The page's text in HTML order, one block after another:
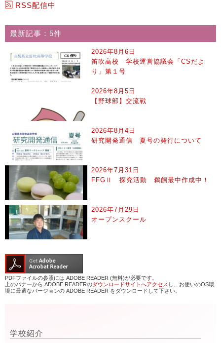
RSS配信中
最新記事：5件
2026年8月6日
笛吹高校 学校運営協議会「CSだよ
り」第１号
2026年8月5日
【野球部】交流戦
2026年8月4日
研究開発通信 夏号の発行について
2026年7月31日
FFGⅡ 探究活動 鵜飼最中作成中！
2026年7月29日
オープンスクール
PDFファイルの参照には ADOBE READER (無料)が必要です。
上のバナーから ADOBE READERのダウンロードサイトへアクセス し、お使いのOS環
境に最適なバージョンの ADOBE READER をダウンロードして下さい。
学校紹介